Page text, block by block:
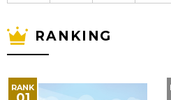
RANKING